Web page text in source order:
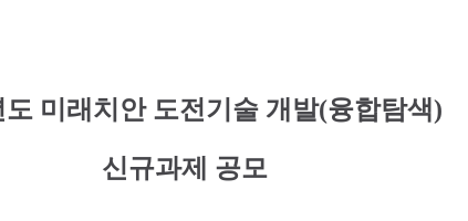
도 미래치안 도전기술 개발(융합탐색)
신규과제 공모